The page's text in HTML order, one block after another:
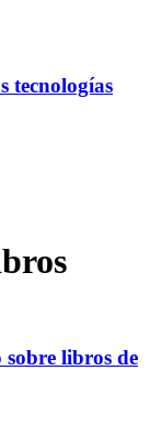
tecnologías
libros de